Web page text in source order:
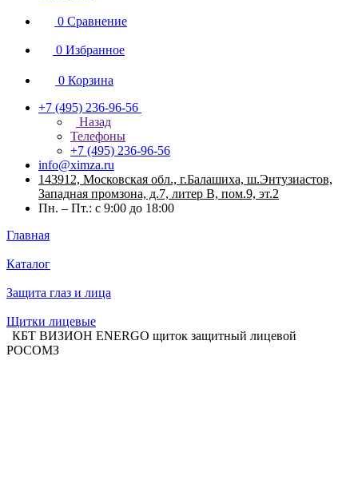
0 Сравнение
0 Избранное
0 Корзина
+7 (495) 236-96-56
Назад
Телефоны
+7 (495) 236-96-56
info@ximza.ru
143912, Московская обл., г.Балашиха, ш.Энтузиастов,
Западная промзона, д.7, литер В, пом.9, эт.2
Пн. – Пт.: с 9:00 до 18:00
Главная
Каталог
Защита глаз и лица
Щитки лицевые
КБТ ВИЗИОН ENERGO щиток защитный лицевой
РОСОМЗ